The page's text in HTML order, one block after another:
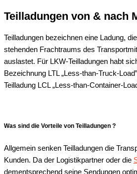
Teilladungen von & nach
Teilladungen bezeichnen eine Ladung,
stehenden Frachtraums des
auslastet. Für LKW-Teilladungen habt
Bezeichnung LTL „Less-than-Truck-
Teilladung LCL „Less-than-Container-
Was sind die Vorteile von Teilladungen ?
Allgemein senken Teilladungen die
Kunden. Da der Logistikpartner oder die
dementsprechend seine Sendungen